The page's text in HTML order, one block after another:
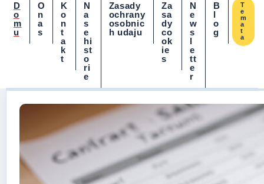
D
o
m
u
O
n
a
s
K
o
n
t
a
k
t
N
a
s
e
hi
st
o
ri
e
Zasady
ochrany
osobnic
h udaju
Za
sa
dy
co
ok
ie
s
N
e
w
s
l
e
tt
e
r
B
l
o
g
T
e
m
a
t
a